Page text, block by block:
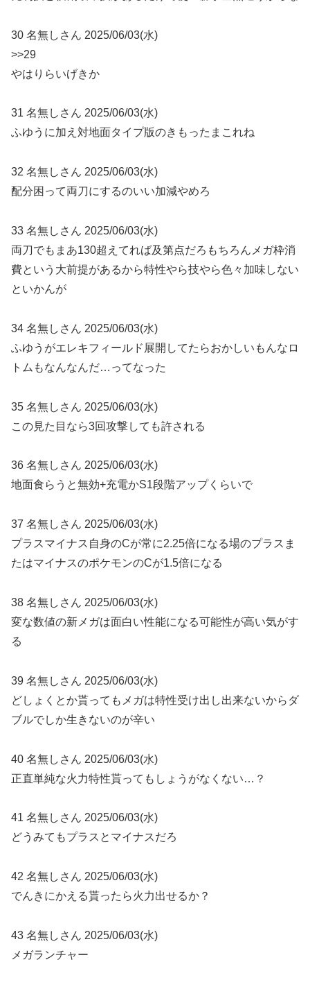
30 名無しさん 2025/06/03(水)
>>29
やはりらいげきか
31 名無しさん 2025/06/03(水)
ふゆうに加え対地面タイプ版のきもったまこれね
32 名無しさん 2025/06/03(水)
配分困って両刀にするのいい加減やめろ
33 名無しさん 2025/06/03(水)
両刀でもまあ130超えてれば及第点だろもちろんメガ枠消
費という大前提があるから特性やら技やら色々加味しない
といかんが
34 名無しさん 2025/06/03(水)
ふゆうがエレキフィールド展開してたらおかしいもんなロ
トムもなんなんだ…ってなった
35 名無しさん 2025/06/03(水)
この見た目なら3回攻撃しても許される
36 名無しさん 2025/06/03(水)
地面食らうと無効+充電かS1段階アップくらいで
37 名無しさん 2025/06/03(水)
プラスマイナス自身のCが常に2.25倍になる場のプラスま
たはマイナスのポケモンのCが1.5倍になる
38 名無しさん 2025/06/03(水)
変な数値の新メガは面白い性能になる可能性が高い気がす
る
39 名無しさん 2025/06/03(水)
どしょくとか貰ってもメガは特性受け出し出来ないからダ
ブルでしか生きないのが辛い
40 名無しさん 2025/06/03(水)
正直単純な火力特性貰ってもしょうがなくない…？
41 名無しさん 2025/06/03(水)
どうみてもプラスとマイナスだろ
42 名無しさん 2025/06/03(水)
でんきにかえる貰ったら火力出せるか？
43 名無しさん 2025/06/03(水)
メガランチャー